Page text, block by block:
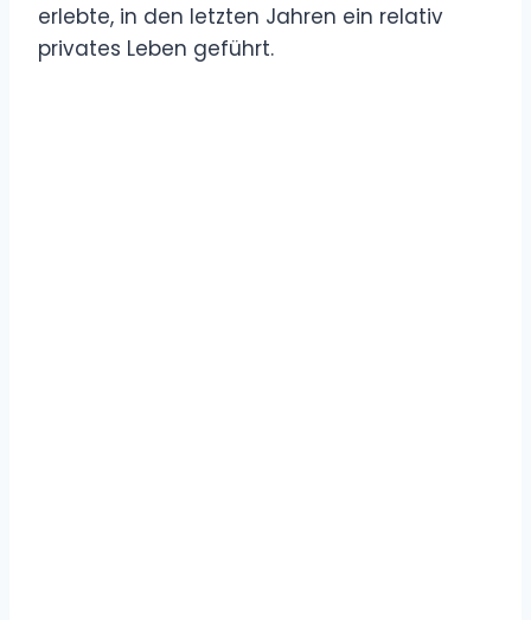
erlebte, in den letzten Jahren ein relativ
privates Leben geführt.